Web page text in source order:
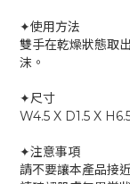
✦使用方法
雙手在乾燥狀態取
沫。
✦尺寸
W4.5 X D1.5 X
✦注意事項
請不要讓本產品接